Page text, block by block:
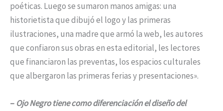
poéticas. Luego se sumaron manos amigas: una
historietista que dibujó el logo y las primeras
ilustraciones, una madre que armó la web, les autores
que confiaron sus obras en esta editorial, les lectores
que financiaron las preventas, los espacios culturales
que albergaron las primeras ferias y presentaciones».
– Ojo Negro tiene como diferenciación el diseño del